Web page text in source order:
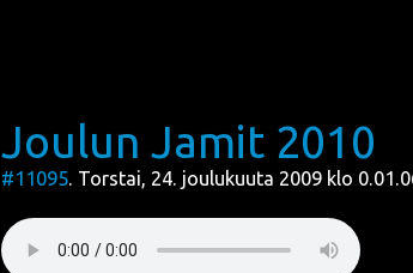
Joulun Jamit 2010
#11095. Torstai, 24. joulukuuta 2009 klo